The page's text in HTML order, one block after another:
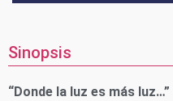
Sinopsis
“Donde la luz es más luz…”